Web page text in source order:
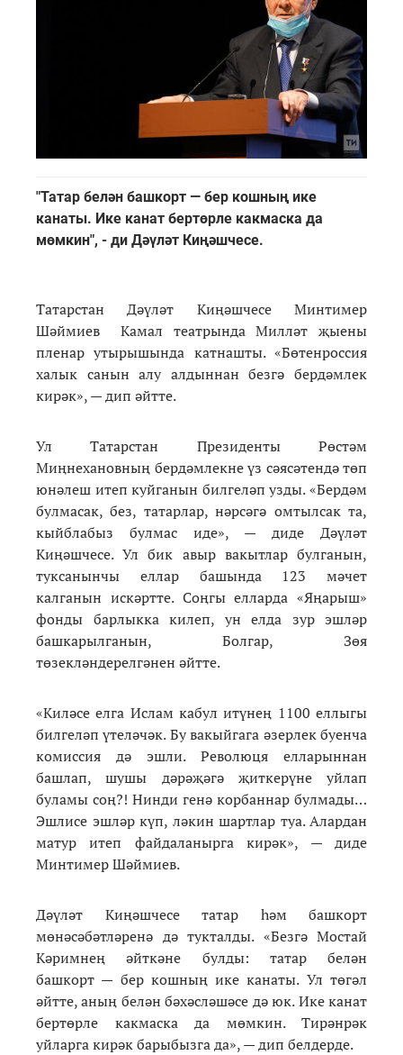
"Татар белән башкорт — бер кошның ике
канаты. Ике канат бертөрле какмаска да
мөмкин", - ди Дәүләт Киңәшчесе.
Татарстан Дәүләт Киңәшчесе Минтимер
Шәймиев Камал театрында Милләт җыены
пленар утырышында катнашты. «Бөтенроссия
халык санын алу алдыннан безгә бердәмлек
кирәк», — дип әйтте.
Ул Татарстан Президенты Рөстәм
Миңнехановның бердәмлекне үз сәясәтендә төп
юнәлеш итеп куйганын билгеләп узды. «Бердәм
булмасак, без, татарлар, нәрсәгә омтылсак та,
кыйблабыз булмас иде», — диде Дәүләт
Киңәшчесе. Ул бик авыр вакытлар булганын,
туксанынчы еллар башында 123 мәчет
калганын искәртте. Соңгы елларда «Яңарыш»
фонды барлыкка килеп, ун елда зур эшләр
башкарылганын, Болгар, Зөя
төзекләндерелгәнен әйтте.
«Киләсе елга Ислам кабул итүнең 1100 еллыгы
билгеләп үтеләчәк. Бу вакыйгага әзерлек буенча
комиссия дә эшли. Революця елларыннан
башлап, шушы дәрәҗәгә җиткерүне уйлап
буламы соң?! Нинди генә корбаннар булмады…
Эшлисе эшләр күп, ләкин шартлар туа. Алардан
матур итеп файдаланырга кирәк», — диде
Минтимер Шәймиев.
Дәүләт Киңәшчесе татар һәм башкорт
мөнәсәбәтләренә дә тукталды. «Безгә Мостай
Кәримнең әйткәне булды: татар белән
башкорт — бер кошның ике канаты. Ул төгәл
әйтте, аның белән бәхәсләшәсе дә юк. Ике канат
бертөрле какмаска да мөмкин. Тирәнрәк
уйларга кирәк барыбызга да», — дип белдерде.